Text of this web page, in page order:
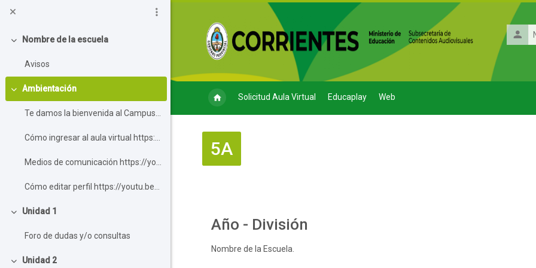
Nombre de la escuela
Avisos
Ambientación
Unidad 1
Foro de dudas y/o consultas
Unidad 2
de
Solicitud Aula Virtual Educaplay Web
5A
Perfilado de sección
Año - División
Nombre de la Escuela.